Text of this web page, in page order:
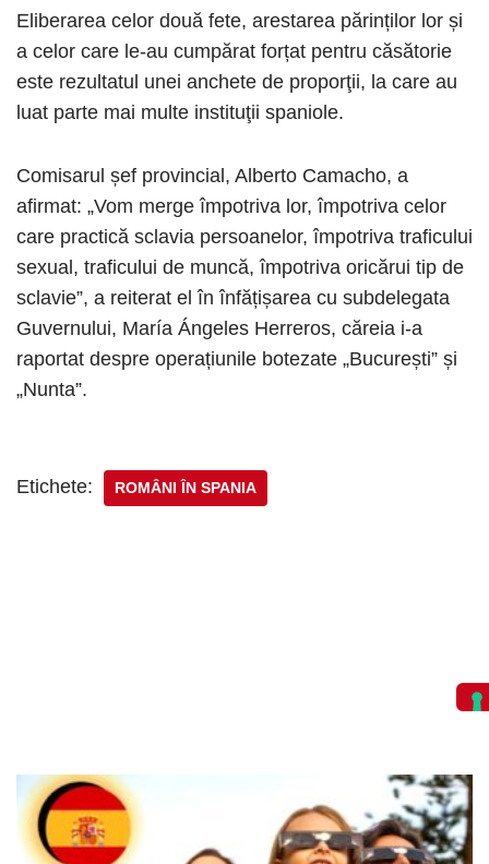
Eliberarea celor două fete, arestarea părinților lor și
a celor care le-au cumpărat forțat pentru căsătorie
este rezultatul unei anchete de proporţii, la care au
luat parte mai multe instituţii spaniole.
Comisarul șef provincial, Alberto Camacho, a
afirmat: „Vom merge împotriva lor, împotriva celor
care practică sclavia persoanelor, împotriva traficului
sexual, traficului de muncă, împotriva oricărui tip de
sclavie”, a reiterat el în înfățișarea cu subdelegata
Guvernului, María Ángeles Herreros, căreia i-a
raportat despre operațiunile botezate „București” și
„Nunta”.
Etichete: ROMÂNI ÎN SPANIA